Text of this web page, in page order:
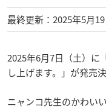
最終更新：2025年5月19
2025年6月7日（土）に
し上げます。」が発売
ニャンコ先生のかわい